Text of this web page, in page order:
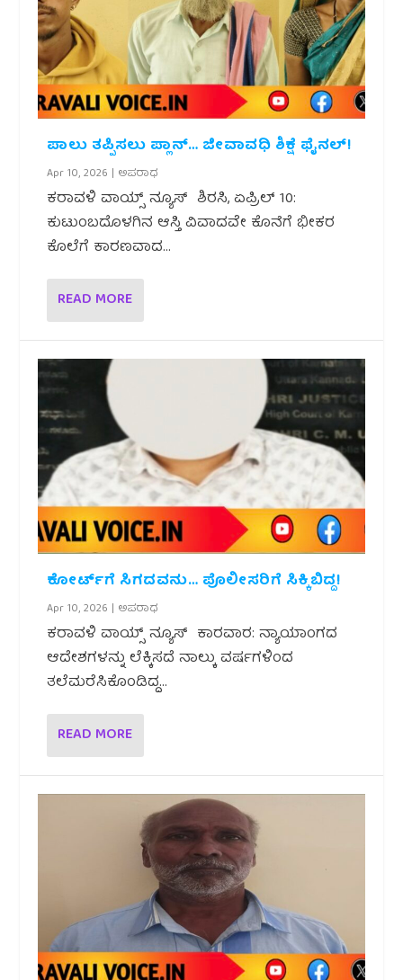
ಪಾಲು ತಪ್ಪಿಸಲು ಪ್ಲಾನ್… ಜೀವಾವಧಿ ಶಿಕ್ಷೆ ಫೈನಲ್!
Apr 10, 2026 | ಅಪರಾಧ
ಕರಾವಳಿ ವಾಯ್ಸ್ ನ್ಯೂಸ್ ಶಿರಸಿ, ಏಪ್ರಿಲ್ 10:
ಕುಟುಂಬದೊಳಗಿನ ಆಸ್ತಿ ವಿವಾದವೇ ಕೊನೆಗೆ ಭೀಕರ
ಕೊಲೆಗೆ ಕಾರಣವಾದ...
READ MORE
ಕೋರ್ಟ್‌ಗೆ ಸಿಗದವನು… ಪೊಲೀಸರಿಗೆ ಸಿಕ್ಕಿಬಿದ್ದ!
Apr 10, 2026 | ಅಪರಾಧ
ಕರಾವಳಿ ವಾಯ್ಸ್ ನ್ಯೂಸ್ ಕಾರವಾರ: ನ್ಯಾಯಾಂಗದ
ಆದೇಶಗಳನ್ನು ಲೆಕ್ಕಿಸದೆ ನಾಲ್ಕು ವರ್ಷಗಳಿಂದ
ತಲೆಮರೆಸಿಕೊಂಡಿದ್ದ...
READ MORE